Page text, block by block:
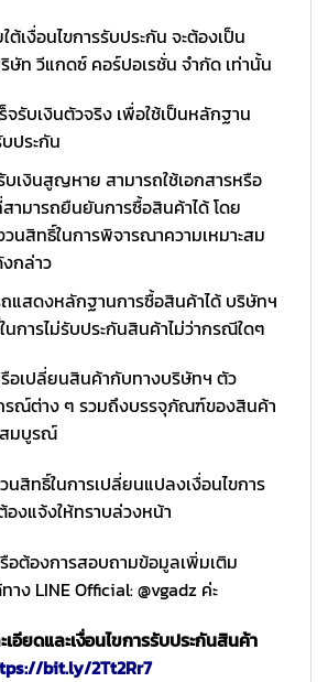
เงื่อนไขการรับประกัน จะต้องเป็น
ษัท วีแกดซ์ คอร์ปอเรชั่น จำกัด เท่านั้น
จรับเงินตัวจริง เพื่อใช้เป็นหลักฐาน
ประกัน
เงินสูญหาย สามารถใช้เอกสารหรือ
ามารถยืนยันการซื้อสินค้าได้ โดย
นสิทธิ์ในการพิจารณาความเหมาะสม
กล่าว
ถแสดงหลักฐานการซื้อสินค้าได้ บริษัทฯ
การไม่รับประกันสินค้าไม่ว่ากรณีใดๆ
อเปลี่ยนสินค้ากับทางบริษัทฯ ตัว
รณ์ต่าง ๆ รวมถึงบรรจุภัณฑ์ของสินค้า
มบูรณ์
สิทธิ์ในการเปลี่ยนแปลงเงื่อนไขการ
องแจ้งให้ทราบล่วงหน้า
ต้องการสอบถามข้อมูลเพิ่มเติม
ง LINE Official: @vgadz ค่ะ
อียดและเงื่อนไขการรับประกันสินค้า
bit.ly/2Tt2Rr7